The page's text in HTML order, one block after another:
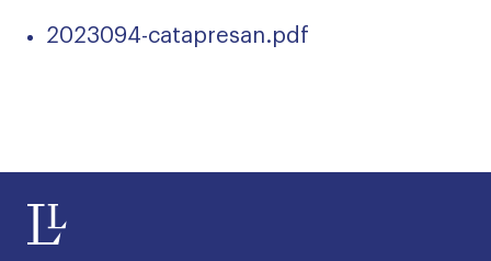
2023094-catapresan.pdf